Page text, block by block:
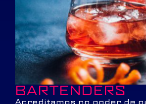
BARTENDERS
Acreditamos no poder de